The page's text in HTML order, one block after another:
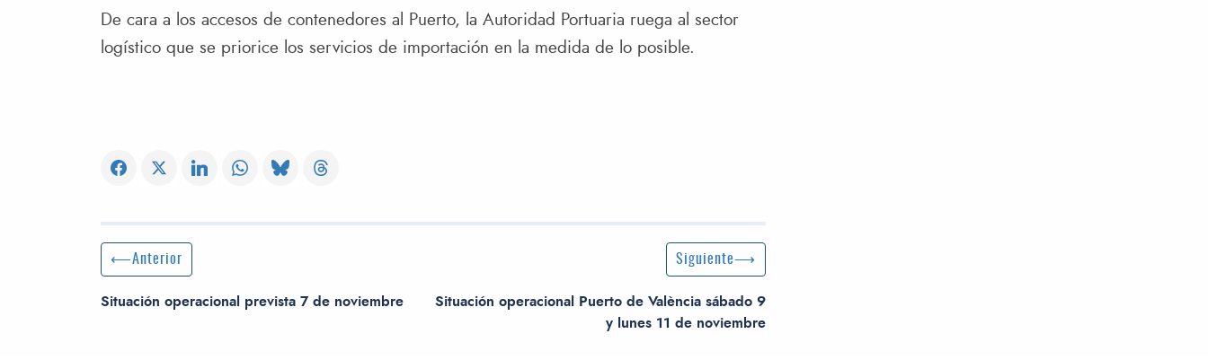
De cara a los accesos de contenedores al Puerto, la Autoridad Portuaria ruega al sector
logístico que se priorice los servicios de importación en la medida de lo posible.
Navegación de entradas
Entrada anterior:
Anterior
Situación operacional prevista 7 de noviembre
Siguiente entrada
Siguiente
Situación operacional Puerto de València sábado 9
y lunes 11 de noviembre